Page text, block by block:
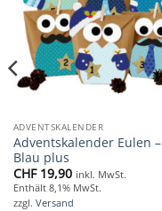
ADVENTSKALENDER
Adventskalender Eulen –
Blau plus
CHF19,90 inkl. MwSt.
Enthält 8,1% MwSt.
zzgl. Versand